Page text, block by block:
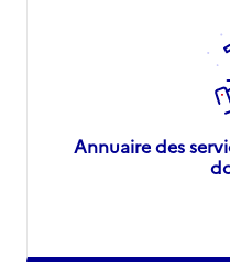
Annuaire des